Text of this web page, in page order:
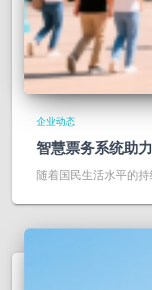
企业动态
智慧票务系统助
随着国民生活水平的